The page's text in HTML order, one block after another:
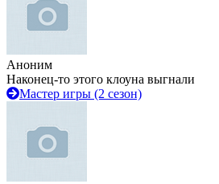
Аноним
Наконец-то этого клоуна выгнали
Мастер игры (2 сезон)